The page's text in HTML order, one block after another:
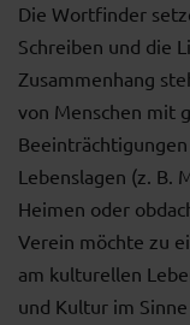
Die Wortfinder
Schreiben und die
Zusammenhang
von Menschen mit
Lebenslagen (z. B.
Heimen oder
Verein möchte zu
am kulturellen
und Kultur im